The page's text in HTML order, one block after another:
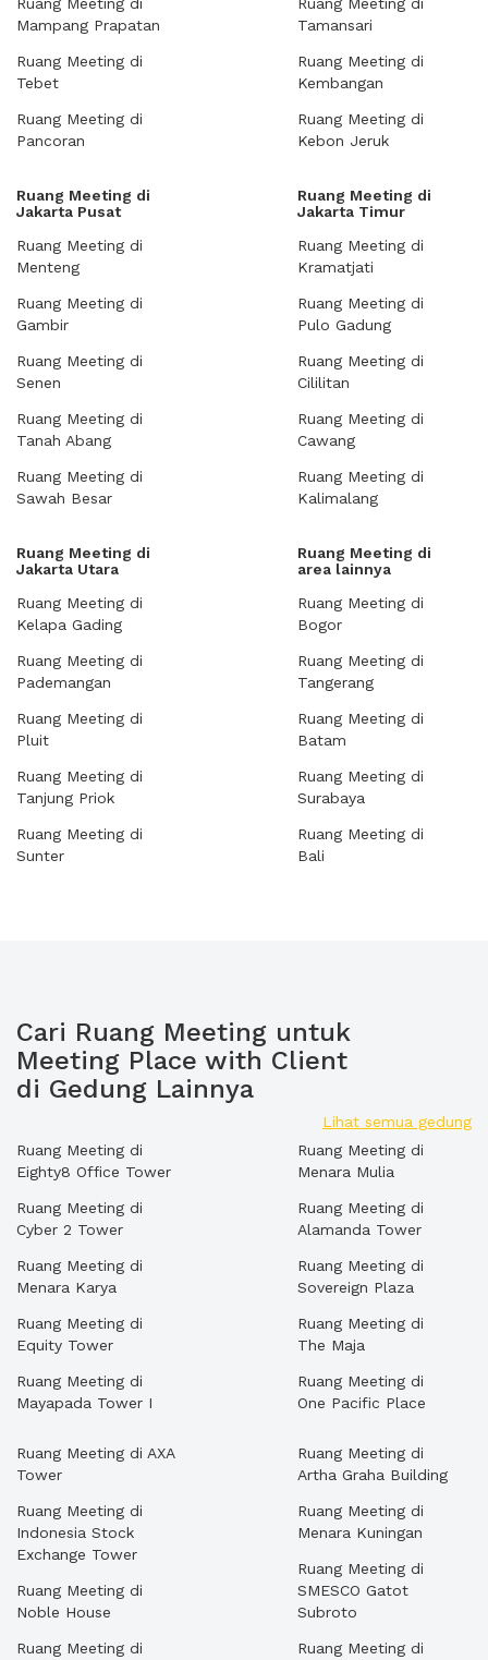
Mampang Prapatan
Ruang Meeting di
Tebet
Ruang Meeting di
Pancoran
Tamansari
Ruang Meeting di
Kembangan
Ruang Meeting di
Kebon Jeruk
Ruang Meeting di
Jakarta Pusat
Ruang Meeting di
Menteng
Ruang Meeting di
Gambir
Ruang Meeting di
Senen
Ruang Meeting di
Tanah Abang
Ruang Meeting di
Sawah Besar
Ruang Meeting di
Jakarta Timur
Ruang Meeting di
Kramatjati
Ruang Meeting di
Pulo Gadung
Ruang Meeting di
Cililitan
Ruang Meeting di
Cawang
Ruang Meeting di
Kalimalang
Ruang Meeting di
Jakarta Utara
Ruang Meeting di
Kelapa Gading
Ruang Meeting di
Pademangan
Ruang Meeting di
Pluit
Ruang Meeting di
Tanjung Priok
Ruang Meeting di
Sunter
Ruang Meeting di
area lainnya
Ruang Meeting di
Bogor
Ruang Meeting di
Tangerang
Ruang Meeting di
Batam
Ruang Meeting di
Surabaya
Ruang Meeting di
Bali
Cari Ruang Meeting untuk
Meeting Place with Client
di Gedung Lainnya
Lihat semua gedung
Ruang Meeting di
Eighty8 Office Tower
Ruang Meeting di
Cyber 2 Tower
Ruang Meeting di
Menara Karya
Ruang Meeting di
Equity Tower
Ruang Meeting di
Mayapada Tower I
Ruang Meeting di
Menara Mulia
Ruang Meeting di
Alamanda Tower
Ruang Meeting di
Sovereign Plaza
Ruang Meeting di
The Maja
Ruang Meeting di
One Pacific Place
Ruang Meeting di AXA
Tower
Ruang Meeting di
Indonesia Stock
Exchange Tower
Ruang Meeting di
Noble House
Ruang Meeting di
Ruang Meeting di
Artha Graha Building
Ruang Meeting di
Menara Kuningan
Ruang Meeting di
SMESCO Gatot
Subroto
Ruang Meeting di